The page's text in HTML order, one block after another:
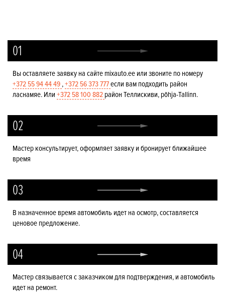
01
Вы оставляете заявку на сайте mixauto.ee или звоните по номеру
+372 55 94 44 49 ,+372 56 373 777если вам подходить район
ласнамяе. Или +372 58 100 882 район Теллискиви, põhja-Tallinn.
02
Мастер консультирует, оформляет заявку и бронирует ближайшее
время
03
В назначенное время автомобиль идет на осмотр, составляется
ценовое предложение.
04
Мастер связывается с заказчиком для подтверждения, и автомобиль
идет на ремонт.